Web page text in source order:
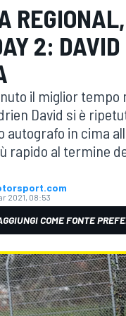
2: DAVID
il miglior tempo
David si è
autografo in cima
rapido al termine
2021, 08:53
COME FONTE